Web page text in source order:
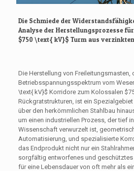
Die Schmiede der
Analyse der Herstellungsprozesse für
$750 \text{ kV}$ Turm aus
Die Herstellung von Freileitungsmasten,
Betriebsspannungsspektrum vom
\text{ kV}$ Korridore zum Kolossalen
Rückgratstrukturen, ist ein
über den herkömmlichen Stahlbau
um einen industriellen Prozess, der tief
Wissenschaft verwurzelt ist,
Automatisierung, und spezialisierte
das Endprodukt nicht nur ein
sorgfältig entworfenes und geschütztes
für eine Lebensdauer von oft mehr als